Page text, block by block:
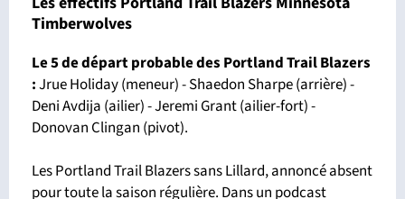
Timberwolves
Le 5 de départ probable des Portland Trail Blazers
:Jrue Holiday (meneur) - Shaedon Sharpe (arrière) -
Deni Avdija (ailier) - Jeremi Grant (ailier-fort) -
Donovan Clingan (pivot).
Les Portland Trail Blazers sans Lillard, annoncé absent
pour toute la saison régulière. Dans un podcast